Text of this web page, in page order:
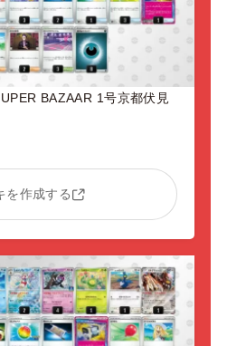
BAZAAR 1号京都伏見
を作成する